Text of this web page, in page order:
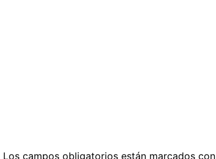
Los campos obligatorios están marcados con